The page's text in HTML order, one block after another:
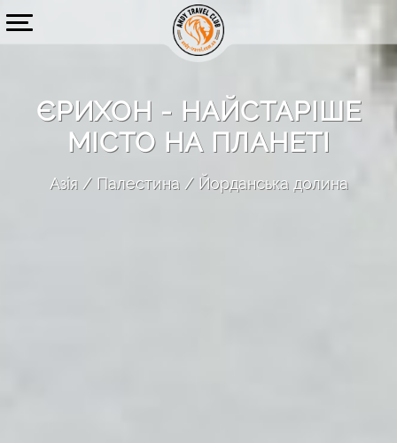
ЄРИХОН - НАЙСТАРІШЕ
МІСТО НА ПЛАНЕТІ
Азія Палестина Йорданська долина